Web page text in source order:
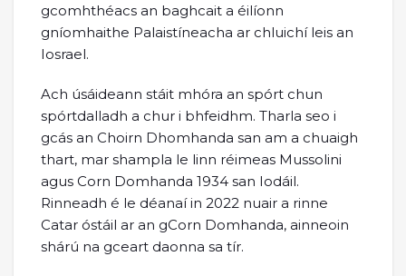
gcomhthéacs an baghcait a éilíonn
gníomhaithe Palaistíneacha ar chluichí leis an
Iosrael.
Ach úsáideann stáit mhóra an spórt chun
spórtdalladh a chur i bhfeidhm. Tharla seo i
gcás an Choirn Dhomhanda san am a chuaigh
thart, mar shampla le linn réimeas Mussolini
agus Corn Domhanda 1934 san Iodáil.
Rinneadh é le déanaí in 2022 nuair a rinne
Catar óstáil ar an gCorn Domhanda, ainneoin
shárú na gceart daonna sa tír.